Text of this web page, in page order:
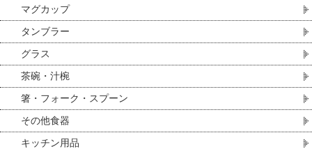
マグカップ
タンブラー
グラス
茶碗・汁椀
箸・フォーク・スプーン
その他食器
キッチン用品